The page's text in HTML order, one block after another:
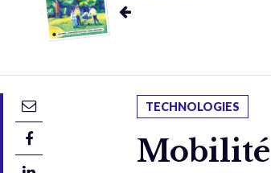
TECHNOLOGIES
Mobilité